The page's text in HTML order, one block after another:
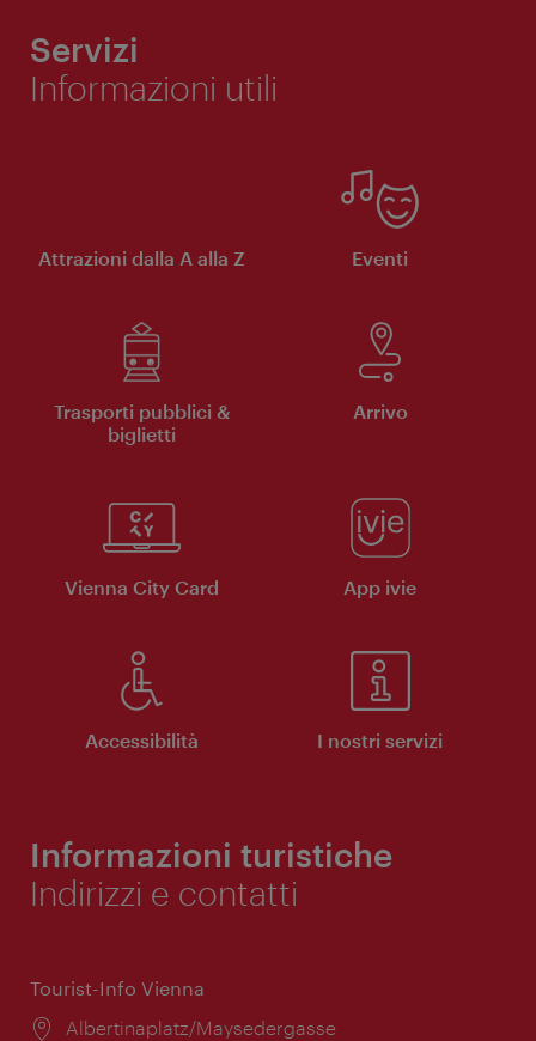
Servizi
Informazioni utili
Attrazioni dalla A alla Z Eventi
Trasporti pubblici &
biglietti
Arrivo
Vienna City Card App ivie
Accessibilità I nostri servizi
Informazioni turistiche
Indirizzi e contatti
Tourist-Info Vienna
Posizione:
Albertinaplatz/Maysedergasse